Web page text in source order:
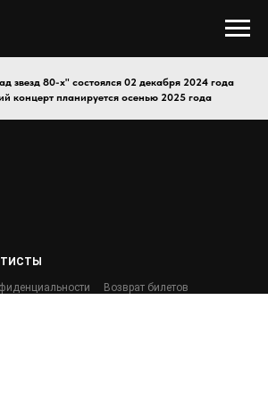
звезд 80-х" состоялся 02 декабря 2024 года
концерт планируется осенью 2025 года
Возврат билетов